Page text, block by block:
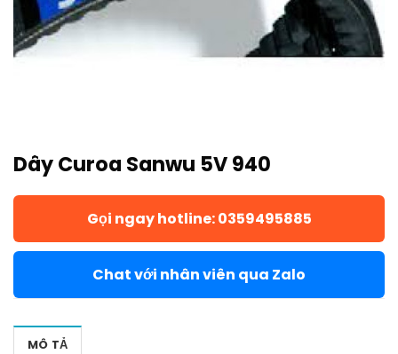
Dây Curoa Sanwu 5V 940
Gọi ngay hotline: 0359495885
Chat với nhân viên qua Zalo
MÔ TẢ